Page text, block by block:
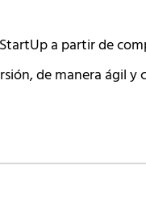
a partir de
de manera ágil y